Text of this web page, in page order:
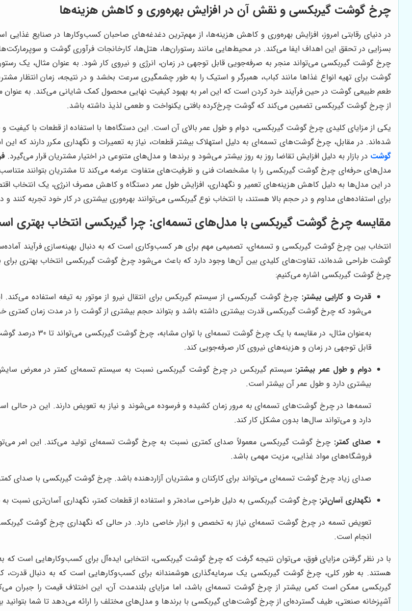
چرخ گوشت گیربکسی و نقش آن در افزایش بهره‌وری و کاهش هزینه‌ها
در دنیای رقابتی امروز، افزایش بهره‌وری و کاهش هزینه‌ها، از مهم‌ترین دغدغه‌های صاحبان کسب‌وکارها در صنایع
بسزایی در تحقق این اهداف ایفا می‌کند. در محیط‌هایی مانند رستوران‌ها، هتل‌ها، کارخانجات فرآوری گوشت و
چرخ گوشت گیربکسی می‌تواند منجر به صرفه‌جویی قابل توجهی در زمان، انرژی و نیروی کار شود. به عنوان مثال، یک
گوشت برای تهیه انواع غذاها مانند کباب، همبرگر و استیک را به طور چشمگیری سرعت بخشد و در نتیجه، زمان انتظار
طعم طبیعی گوشت در حین فرآیند خرد کردن است که این امر به بهبود کیفیت نهایی محصول کمک شایانی می‌کند. به عنوان
از چرخ گوشت گیربکسی تضمین می‌کند که گوشت چرخ‌کرده بافتی یکنواخت و طعمی لذیذ داشته باشد.
یکی از مزایای کلیدی چرخ گوشت گیربکسی، دوام و طول عمر بالای آن است. این دستگاه‌ها با استفاده از قطعات با
شده‌اند. در مقابل، چرخ گوشت‌های تسمه‌ای به دلیل استهلاک بیشتر قطعات، نیاز به تعمیرات و نگهداری مکرر دارند که
گوشت در بازار به دلیل افزایش تقاضا روز به روز بیشتر می‌شود و برندها و مدل‌های متنوعی در اختیار مشتریان قرار می‌گیرد.
مدل‌های حرفه‌ای چرخ گوشت گیربکسی را با مشخصات فنی و ظرفیت‌های متفاوت عرضه می‌کند تا مشتریان بتوانند
در این مدل‌ها به دلیل کاهش هزینه‌های تعمیر و نگهداری، افزایش طول عمر دستگاه و کاهش مصرف انرژی، یک
برای استفاده‌های مداوم و در حجم بالا هستند، با انتخاب نوع گیربکسی می‌توانند بهره‌وری بیشتری در کار خود تجربه
مقایسه چرخ گوشت گیربکسی با مدل‌های تسمه‌ای: چرا گیربکسی انتخاب بهتری
انتخاب بین چرخ گوشت گیربکسی و تسمه‌ای، تصمیمی مهم برای هر کسب‌وکاری است که به دنبال بهینه‌سازی فرآیند
گوشت طراحی شده‌اند، تفاوت‌های کلیدی بین آن‌ها وجود دارد که باعث می‌شود چرخ گوشت گیربکسی انتخاب بهتری برای
چرخ گوشت گیربکسی اشاره می‌کنیم:
قدرت و کارایی بیشتر: چرخ گوشت گیربکسی از سیستم گیربکس برای انتقال نیرو از موتور به تیغه استفاده
می‌شود که چرخ گوشت گیربکسی قدرت بیشتری داشته باشد و بتواند حجم بیشتری از گوشت را در مدت زمان کمتری
به‌عنوان مثال، در
قابل توجهی در زمان و هزینه‌های نیروی کار صرفه‌جویی کند.
دوام و طول عمر بیشتر: سیستم گیربکس در چرخ گوشت گیربکسی نسبت به سیستم تسمه‌ای کمتر در معرض سایش
بیشتری دارد و طول عمر آن بیشتر است.
تسمه‌ها در چرخ گوشت‌های تسمه‌ای به مرور زمان کشیده و فرسوده می‌شوند و نیاز به تعویض دارند. این در
دارد و می‌تواند سال‌ها بدون مشکل کار کند.
صدای کمتر: چرخ گوشت گیربکسی معمولاً صدای کمتری نسبت به چرخ گوشت تسمه‌ای تولید می‌کند. این امر
فروشگاه‌های مواد غذایی، مزیت مهمی باشد.
صدای زیاد چرخ گوشت تسمه‌ای می‌تواند برای کارکنان و مشتریان آزاردهنده باشد. چرخ گوشت گیربکسی با صدای
نگهداری آسان‌تر: چرخ گوشت گیربکسی به دلیل طراحی ساده‌تر و استفاده از قطعات کمتر، نگهداری آسان‌تری نسبت
تعویض تسمه در چرخ گوشت تسمه‌ای نیاز به تخصص و ابزار خاصی دارد. در حالی که نگهداری چرخ گوشت
انجام است.
با در نظر گرفتن مزایای فوق، می‌توان نتیجه گرفت که چرخ گوشت گیربکسی، انتخابی ایده‌آل برای کسب‌وکارهایی است
هستند. به طور کلی، چرخ گوشت گیربکسی یک سرمایه‌گذاری هوشمندانه برای کسب‌وکارهایی است که به دنبال قدرت،
گیربکسی ممکن است کمی بیشتر از چرخ گوشت تسمه‌ای باشد، اما مزایای بلندمدت آن، این اختلاف قیمت را جبران
آشپزخانه صنعتی، طیف گسترده‌ای از چرخ گوشت‌های گیربکسی با برندها و مدل‌های مختلف را ارائه می‌دهد تا شما بتوانید